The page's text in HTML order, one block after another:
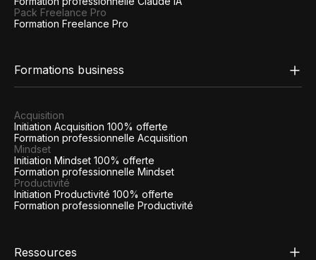
Pack Freelance Pro
Formation Freelance Pro
Formations business
Acquisition
Initiation Acquisition 100% offerte
Formation professionnelle Acquisition
Mindset
Initiation Mindset 100% offerte
Formation professionnelle Mindset
Productivité
Initiation Productivité 100% offerte
Formation professionnelle Productivité
Ressources